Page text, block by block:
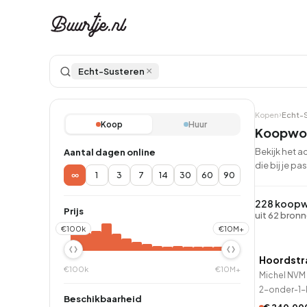
Ontdek
Appartementen
Echt-Susteren ×
Koop Huur
Aantal dagen online
∞ 1 3 7 14 30 60 90
Prijs
€100k €10M+
€100k €10M+
Beschikbaarheid
Kopen Echt-
Bekijk het
die bij je
228
uit 62
51
Michel
2-onder-1-